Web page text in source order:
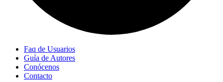
Faq de Usuarios
Guía de Autores
Conócenos
Contacto